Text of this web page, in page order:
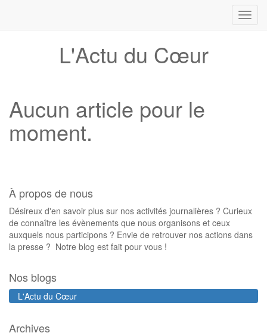
L'Actu du Cœur
Aucun article pour le
moment.
À propos de nous
Désireux d'en savoir plus sur nos activités journalières ? Curieux
de connaître les évènements que nous organisons et ceux
auxquels nous participons ? Envie de retrouver nos actions dans
la presse ? Notre blog est fait pour vous !
Nos blogs
L'Actu du Cœur
Archives